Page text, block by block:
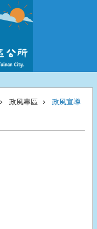
政風專區 政風宣導